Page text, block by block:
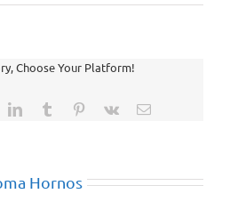
Conclusiones
Choose Your Platform!
LinkedInTumblr Pinterest
Vk
Correo
Hornos